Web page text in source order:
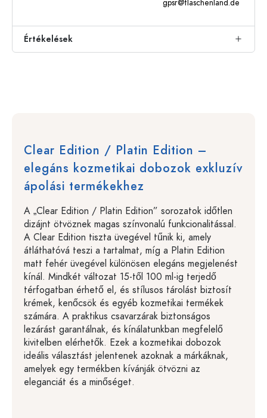
gpsr@flaschenland.de
Értékelések
Clear Edition / Platin Edition –
elegáns kozmetikai dobozok exkluzív
ápolási termékekhez
A „Clear Edition / Platin Edition” sorozatok időtlen
dizájnt ötvöznek magas színvonalú funkcionalitással.
A Clear Edition tiszta üvegével tűnik ki, amely
átláthatóvá teszi a tartalmat, míg a Platin Edition
matt fehér üvegével különösen elegáns megjelenést
kínál. Mindkét változat 15-től 100 ml-ig terjedő
térfogatban érhető el, és stílusos tárolást biztosít
krémek, kenőcsök és egyéb kozmetikai termékek
számára. A praktikus csavarzárak biztonságos
lezárást garantálnak, és kínálatunkban megfelelő
kivitelben elérhetők. Ezek a kozmetikai dobozok
ideális választást jelentenek azoknak a márkáknak,
amelyek egy termékben kívánják ötvözni az
eleganciát és a minőséget.